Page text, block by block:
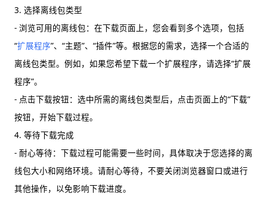
3. 选择离线包类型
- 浏览可用的离线包：在下载页面上，您会看到多个选项，包括
“扩展程序”、“主题”、“插件”等。根据您的需求，选择一个合适的
离线包类型。例如，如果您希望下载一个扩展程序，请选择“扩展
程序”。
- 点击下载按钮：选中所需的离线包类型后，点击页面上的“下载”
按钮，开始下载过程。
4. 等待下载完成
- 耐心等待：下载过程可能需要一些时间，具体取决于您选择的离
线包大小和网络环境。请耐心等待，不要关闭浏览器窗口或进行
其他操作，以免影响下载进度。